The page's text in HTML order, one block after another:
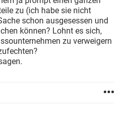
zu (ich habe sie nicht
schon ausgesessen und
können? Lohnt es sich,
zu verweigern